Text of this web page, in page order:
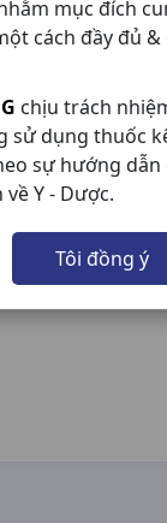
mục đích
cách đầy đủ &
chịu trách
sử dụng thuốc
sự hướng dẫn
về Y - Dược.
Tôi đồng ý